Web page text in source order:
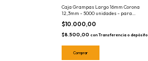
Caja Grampas Largo 16mm Corona
12,3mm - 5000 unidades - para
Neumatica GRL048-8 Calibre 21
$10.000,00
$8.500,00 con Transferencia o depósito